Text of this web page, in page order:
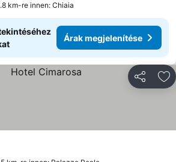
km-re innen: Chiaia
Árak megjelenítése